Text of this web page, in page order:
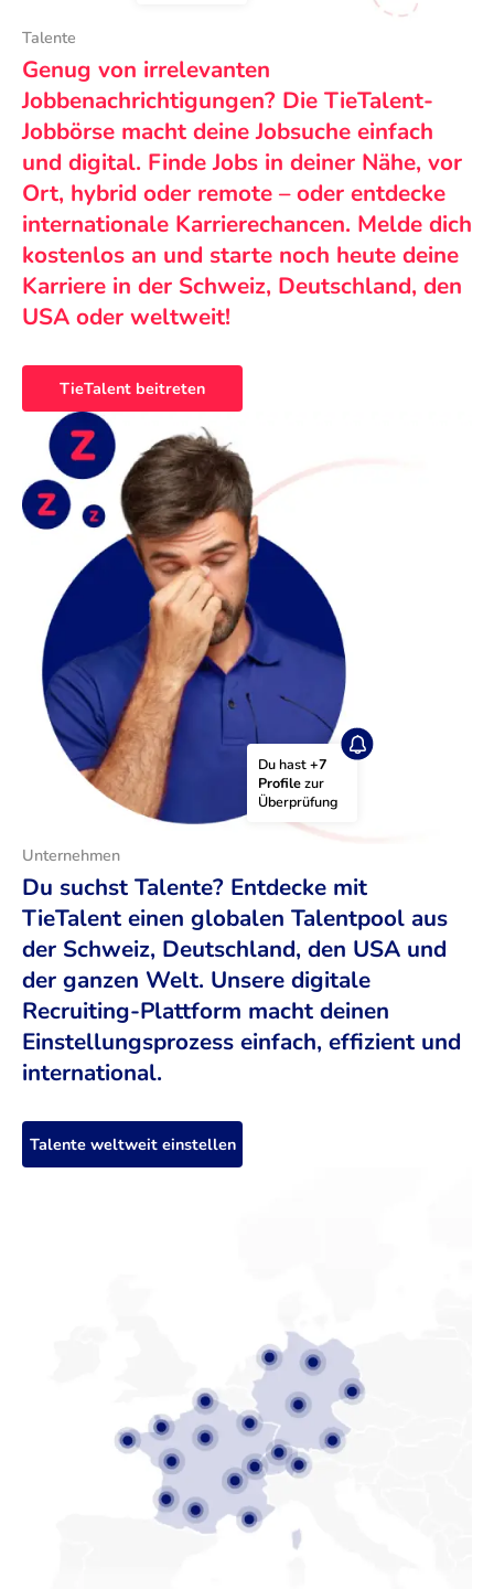
Talente
Genug von irrelevanten
Jobbenachrichtigungen? Die TieTalent-
Jobbörse macht deine Jobsuche einfach
und digital. Finde Jobs in deiner Nähe, vor
Ort, hybrid oder remote – oder entdecke
internationale Karrierechancen. Melde dich
kostenlos an und starte noch heute deine
Karriere in der Schweiz, Deutschland, den
USA oder weltweit!
TieTalent beitreten
Du hast +7
Profile zur
Überprüfung
Unternehmen
Du suchst Talente? Entdecke mit
TieTalent einen globalen Talentpool aus
der Schweiz, Deutschland, den USA und
der ganzen Welt. Unsere digitale
Recruiting-Plattform macht deinen
Einstellungsprozess einfach, effizient und
international.
Talente weltweit einstellen